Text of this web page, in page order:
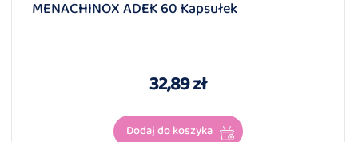
MENACHINOX ADEK 60 Kapsułek
32,89 zł
Dodaj do koszyka